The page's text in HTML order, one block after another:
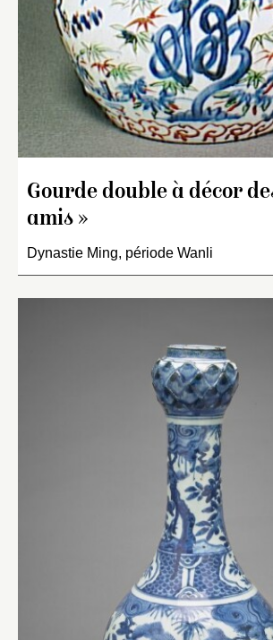
Gourde double à décor
amis »
Dynastie Ming, période Wanli